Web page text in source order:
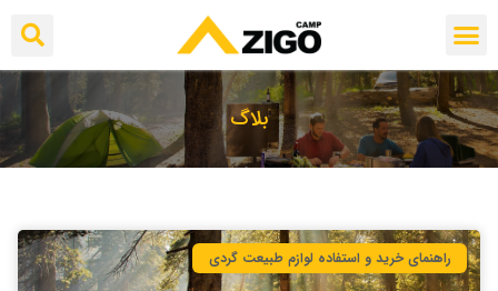
بلاگ
راهنمای خرید و استفاده لوازم طبیعت ‌گردی